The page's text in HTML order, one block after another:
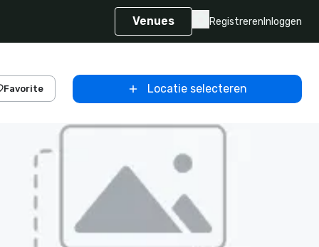
Venues Registreren Inloggen
Favorite Locatie selecteren